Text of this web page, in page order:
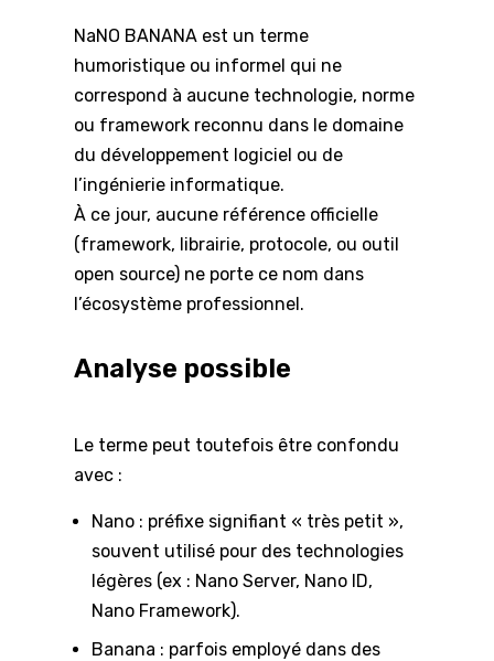
NaNO BANANA est un terme
humoristique ou informel qui ne
correspond à aucune technologie, norme
ou framework reconnu dans le domaine
du développement logiciel ou de
l’ingénierie informatique.
À ce jour, aucune référence officielle
(framework, librairie, protocole, ou outil
open source) ne porte ce nom dans
l’écosystème professionnel.
Analyse possible
Le terme peut toutefois être confondu
avec :
Nano : préfixe signifiant « très petit »,
souvent utilisé pour des technologies
légères (ex : Nano Server, Nano ID,
Nano Framework).
Banana : parfois employé dans des